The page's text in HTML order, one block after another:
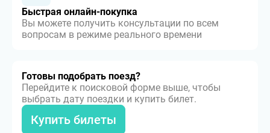
Быстрая онлайн-покупка
Вы можете получить консультации по всем
вопросам в режиме реального времени
Готовы подобрать поезд?
Перейдите к поисковой форме выше, чтобы
выбрать дату поездки и купить билет.
Купить билеты